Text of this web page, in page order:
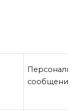
сообщения